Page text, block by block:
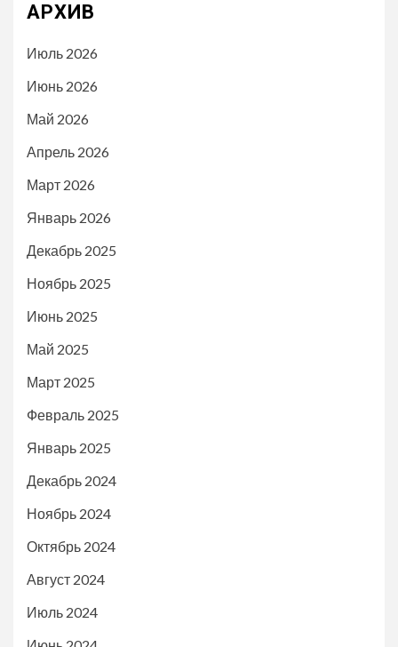
АРХИВ
Июль 2026
Июнь 2026
Май 2026
Апрель 2026
Март 2026
Январь 2026
Декабрь 2025
Ноябрь 2025
Июнь 2025
Май 2025
Март 2025
Февраль 2025
Январь 2025
Декабрь 2024
Ноябрь 2024
Октябрь 2024
Август 2024
Июль 2024